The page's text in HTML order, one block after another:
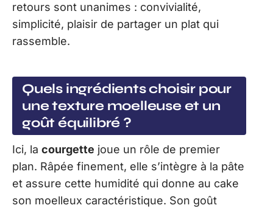
retours sont unanimes : convivialité,
simplicité, plaisir de partager un plat qui
rassemble.
Quels ingrédients choisir pour
une texture moelleuse et un
goût équilibré ?
Ici, la courgette joue un rôle de premier
plan. Râpée finement, elle s’intègre à la pâte
et assure cette humidité qui donne au cake
son moelleux caractéristique. Son goût